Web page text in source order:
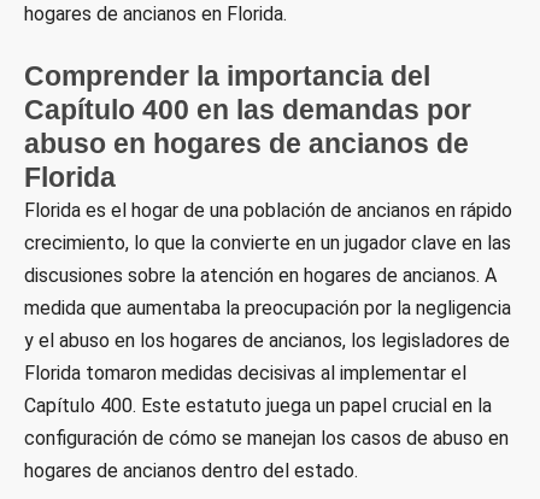
hogares de ancianos en Florida.
Comprender la importancia del
Capítulo 400 en las demandas por
abuso en hogares de ancianos de
Florida
Florida es el hogar de una población de ancianos en rápido
crecimiento, lo que la convierte en un jugador clave en las
discusiones sobre la atención en hogares de ancianos. A
medida que aumentaba la preocupación por la negligencia
y el abuso en los hogares de ancianos, los legisladores de
Florida tomaron medidas decisivas al implementar el
Capítulo 400. Este estatuto juega un papel crucial en la
configuración de cómo se manejan los casos de abuso en
hogares de ancianos dentro del estado.